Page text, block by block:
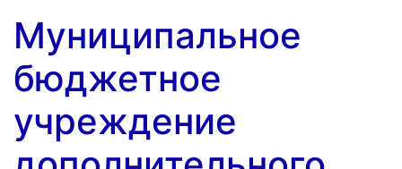
содержимому
Муниципальное
бюджетное
учреждение